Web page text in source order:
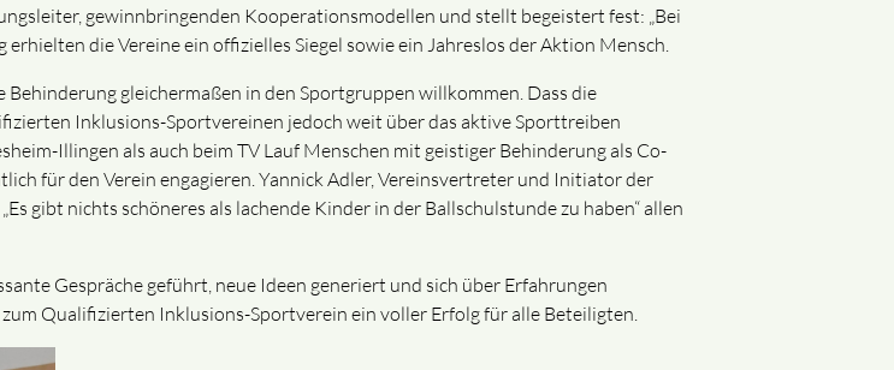
gewinnbringenden Kooperationsmodellen und stellt begeistert fest: „Bei
die Vereine ein offizielles Siegel sowie ein Jahreslos der Aktion Mensch.
gleichermaßen in den Sportgruppen willkommen. Dass die
Inklusions-Sportvereinen jedoch weit über das aktive Sporttreiben
Illingen als auch beim TV Lauf Menschen mit geistiger Behinderung als Co-
für den Verein engagieren. Yannick Adler, Vereinsvertreter und Initiator der
gibt nichts schöneres als lachende Kinder in der Ballschulstunde zu haben“ allen
Gespräche geführt, neue Ideen generiert und sich über Erfahrungen
Qualifizierten Inklusions-Sportverein ein voller Erfolg für alle Beteiligten.